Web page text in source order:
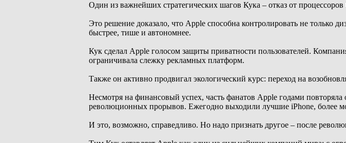
Один из важнейших стратегических шагов Кука – отказ от
Это решение доказало, что Apple способна контролировать не только
быстрее, тише и автономнее.
Кук сделал Apple голосом защиты приватности пользователей.
ограничивала слежку рекламных платформ.
Также он активно продвигал экологический курс: переход на
Несмотря на финансовый успех, часть фанатов Apple годами
революционных прорывов. Ежегодно выходили лучшие iPhone, более
И это, возможно, справедливо. Но надо признать другое – после